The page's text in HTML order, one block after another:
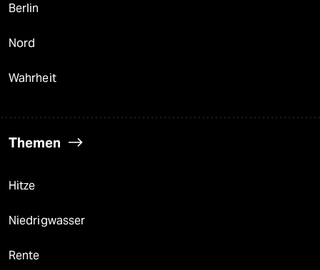
Berlin
Nord
Wahrheit
Themen
Hitze
Niedrigwasser
Rente